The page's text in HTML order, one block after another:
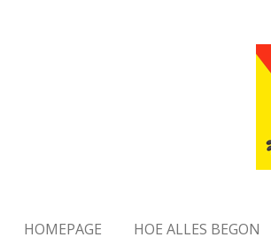
HOMEPAGE HOE ALLES BEGON